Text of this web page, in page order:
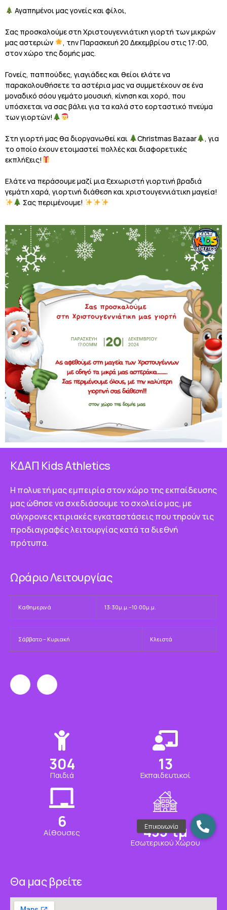
Αγαπημένοι μας γονείς και φίλοι,
Σας προσκαλούμε στη Χριστουγεννιάτικη γιορτή των μικρών
μας αστεριών
, την Παρασκευή 20 Δεκεμβρίου στις 17:00,
στον χώρο της δομής μας.
Γονείς, παππούδες, γιαγιάδες και θείοι ελάτε να
παρακολουθήσετε τα αστέρια μας να συμμετέχουν σε ένα
μοναδικό σόου γεμάτο μουσική, κίνηση και χορό, που
υπόσχεται να σας βάλει για τα καλά στο εορταστικό πνεύμα
των γιορτών!
Στη γιορτή μας θα διοργανωθεί και Christmas Bazaar
, για
το οποίο έχουν ετοιμαστεί πολλές και διαφορετικές
εκπλήξεις!
Ελάτε να περάσουμε μαζί μια ξεχωριστή γιορτινή βραδιά
γεμάτη χαρά, γιορτινή διάθεση και χριστουγεννιάτικη μαγεία!
Σας περιμένουμε!
ΚΔΑΠ Κids Athletics
Η πολυετή μας εμπειρία στον χώρο της εκπαίδευσης
μας ώθησε να σχεδιάσουμε το σχολείο μας, με
σύγχρονες κτιριακές εγκαταστάσεις που τηρούν τις
προδιαγραφές λειτουργίας κατά τα διεθνή
πρότυπα.
Ωράριο Λειτουργίας
Καθημερινά 13:30μ.μ.–10:00μ.μ.
Σάββατο – Κυριακή Κλειστά
320
Παιδιά
13
Εκπαιδευτικοί
6
Αίθουσες 458τμ
Εσωτερικού Χώρου
Θα μας βρείτε